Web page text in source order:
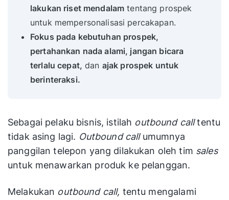
lakukan riset mendalam tentang prospek
untuk mempersonalisasi percakapan.
Fokus pada kebutuhan prospek,
pertahankan nada alami, jangan bicara
terlalu cepat, dan ajak prospek untuk
berinteraksi.
Sebagai pelaku bisnis, istilah outbound calltentu
tidak asing lagi. Outbound callumumnya
panggilan telepon yang dilakukan oleh tim sales
untuk menawarkan produk ke pelanggan.
Melakukan outbound call, tentu mengalami